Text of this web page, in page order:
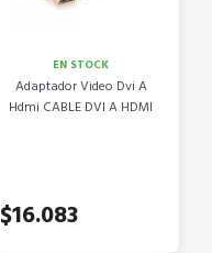
EN STOCK
Adaptador Video Dvi A
Hdmi CABLE DVI A HDMI
$16.083